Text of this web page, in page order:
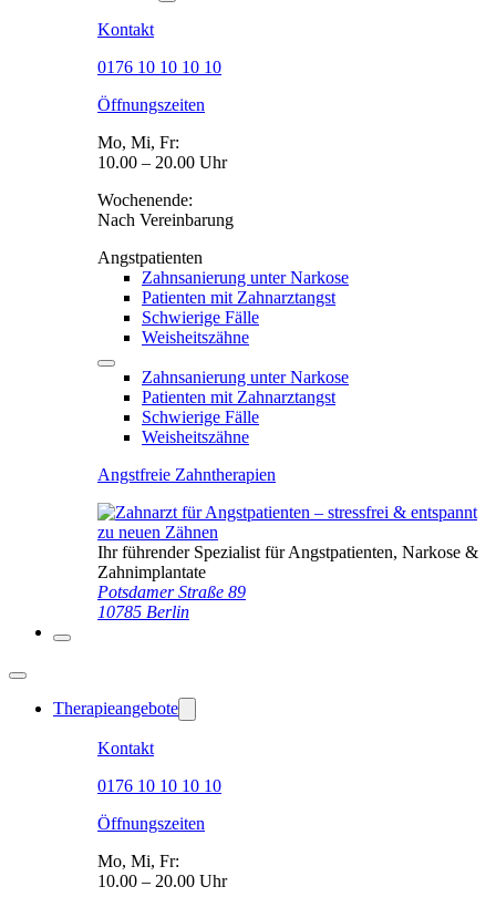
Kontakt
0176 10 10 10 10
Öffnungszeiten
Mo, Mi, Fr:
10.00 – 20.00 Uhr
Wochenende:
Nach Vereinbarung
Angstpatienten
Zahnsanierung unter Narkose
Patienten mit Zahnarztangst
Schwierige Fälle
Weisheitszähne
Zahnsanierung unter Narkose
Patienten mit Zahnarztangst
Schwierige Fälle
Weisheitszähne
Angstfreie Zahntherapien
Ihr führender Spezialist für Angstpatienten, Narkose &
Zahnimplantate
Potsdamer Straße 89
10785 Berlin
Therapieangebote
Kontakt
0176 10 10 10 10
Öffnungszeiten
Mo, Mi, Fr:
10.00 – 20.00 Uhr